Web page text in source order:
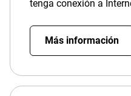
tenga conexión a
Más información